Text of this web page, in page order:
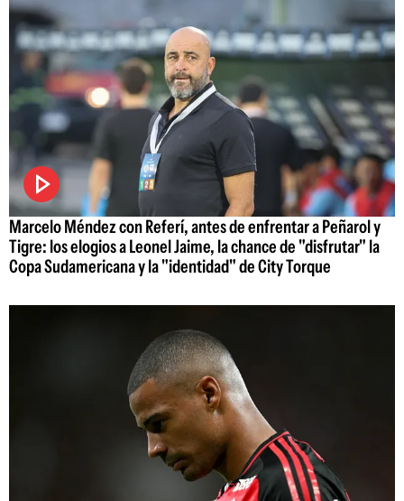
Marcelo Méndez con Referí, antes de enfrentar a Peñarol y
Tigre: los elogios a Leonel Jaime, la chance de "disfrutar" la
Copa Sudamericana y la "identidad" de City Torque